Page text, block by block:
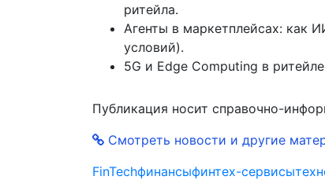
ритейла.
Агенты в маркетплейсах: как
условий).
5G и Edge Computing в
Публикация носит справочно-
Смотреть новости и другие
FinTechфинансыфинтех-сервисы